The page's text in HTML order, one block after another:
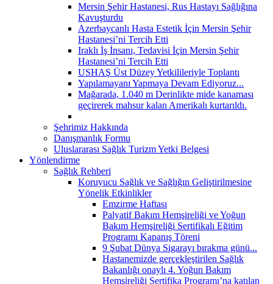
Mersin Şehir Hastanesi, Rus Hastayı Sağlığına
Kavuşturdu
Azerbaycanlı Hasta Estetik İçin Mersin Şehir
Hastanesi’ni Tercih Etti
Iraklı İş İnsanı, Tedavisi İçin Mersin Şehir
Hastanesi’ni Tercih Etti
USHAŞ Üst Düzey Yetkilileriyle Toplantı
Yapılamayanı Yapmaya Devam Ediyoruz...
Mağarada, 1.040 m Derinlikte mide kanaması
geçirerek mahsur kalan Amerikalı kurtarıldı.
Şehrimiz Hakkında
Danışmanlık Formu
Uluslararası Sağlık Turizm Yetki Belgesi
Yönlendirme
Sağlık Rehberi
Koruyucu Sağlık ve Sağlığın Geliştirilmesine
Yönelik Etkinlikler
Emzirme Haftası
Palyatif Bakım Hemşireliği ve Yoğun
Bakım Hemşireliği Sertifikalı Eğitim
Programı Kapanış Töreni
9 Şubat Dünya Sigarayı bırakma günü...
Hastanemizde gerçekleştirilen Sağlık
Bakanlığı onaylı 4. Yoğun Bakım
Hemşireliği Sertifika Programı’na katılan